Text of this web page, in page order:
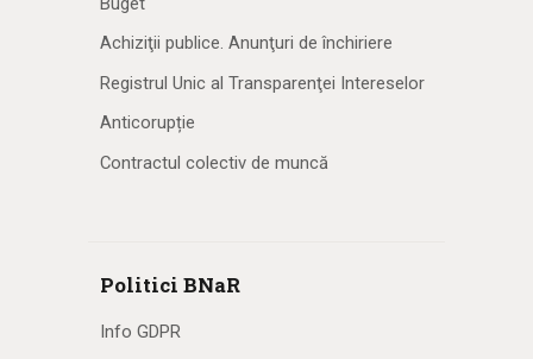
Achiziţii publice. Anunţuri de închiriere
Registrul Unic al Transparenţei Intereselor
Anticorupție
Contractul colectiv de muncă
Politici BNaR
Info GDPR